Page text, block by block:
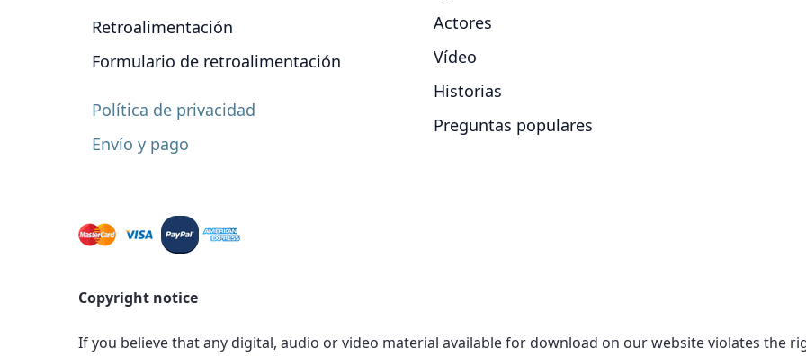
Retroalimentación
Formulario de retroalimentación
Política de privacidad
Envío y pago
Actores
Vídeo
Historias
Preguntas populares
Copyright notice
If you believe that any digital, audio or video material available for download on our website violates the